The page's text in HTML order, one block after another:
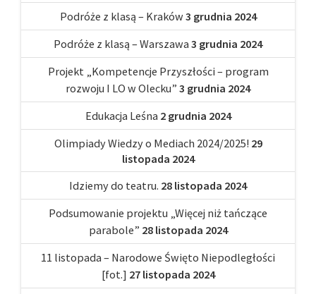
Podróże z klasą – Kraków 3 grudnia 2024
Podróże z klasą – Warszawa 3 grudnia 2024
Projekt „Kompetencje Przyszłości – program
rozwoju I LO w Olecku” 3 grudnia 2024
Edukacja Leśna 2 grudnia 2024
Olimpiady Wiedzy o Mediach 2024/2025! 29
listopada 2024
Idziemy do teatru. 28 listopada 2024
Podsumowanie projektu „Więcej niż tańczące
parabole” 28 listopada 2024
11 listopada – Narodowe Święto Niepodległości
[fot.] 27 listopada 2024